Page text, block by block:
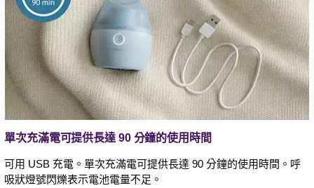
單次充滿電可提供長達 90 分鐘的使用時間
可用 USB 充電。單次充滿電可提供長達 90 分鐘的使用時間。呼
吸狀燈號閃爍表示電池電量不足。